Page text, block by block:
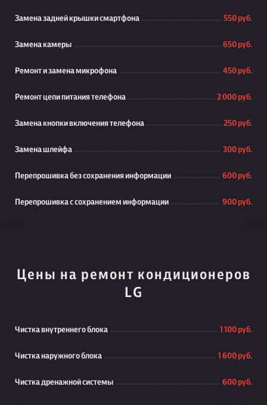
Замена задней крышки смартфона 550 руб.
Замена камеры 650 руб.
Ремонт и замена микрофона 450 руб.
Ремонт цепи питания телефона 2 000 руб.
Замена кнопки включения телефона 250 руб.
Замена шлейфа 300 руб.
Перепрошивка без сохранения информации 600 руб.
Перепрошивка с сохранением информации 900 руб.
Цены на ремонт кондиционеров
LG
Чистка внутреннего блока 1 100 руб.
Чистка наружного блока 1 600 руб.
Чистка дренажной системы 600 руб.